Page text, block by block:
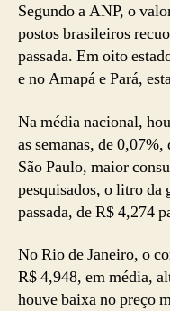
Segundo a ANP, o
postos brasileiros
passada. Em oito
e no Amapá e Pará,
Na média nacional,
as semanas, de
São Paulo, maior
pesquisados, o litro da
passada, de R$ 4,274
No Rio de Janeiro, o
R$ 4,948, em média,
houve baixa no preço